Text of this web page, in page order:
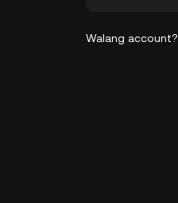
Walang account?